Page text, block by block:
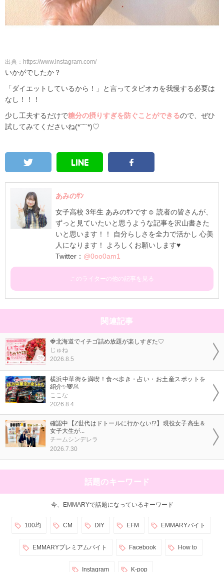
出典：https://www.instagram.com/
いかがでしたか？
「ダイエットしているから！」と言ってタピオカを我慢する必要は
なし！！！
少し工夫するだけで糖分の摂りすぎを防ぐことができるので、ぜひ
試してみてくださいね(*´˘`*)♡
あみのｻﾝ
女子高校 3年生 あみのｻﾝです☺ 読者の皆さんが、
ずっと見ていたいと思うような記事を沢山書きた
いと思います！！ 自分らしさを全力で活かし 心美
人になります！ よろしくお願いします♥
Twitter： @0oo0am1
このライターの他の記事を見る
関連記事
🍓北海道でイチゴ詰め放題が楽しすぎた♡
じゅね
2026.8.5
横浜中華街を満喫！食べ歩き・占い・お土産スポットを
紹介✨🐼🥟
ここな
2026.8.4
確認中【Z世代はドトールに行かない!?】現役女子高生＆
女子大生が...
チームシンデレラ
2026.7.30
話題のキーワード
今、EMMARYで話題になっているキーワード
100均 CM DIY EFM EMMARYバイト
EMMARYプレミアムバイト Facebook How to
Instagram K-pop